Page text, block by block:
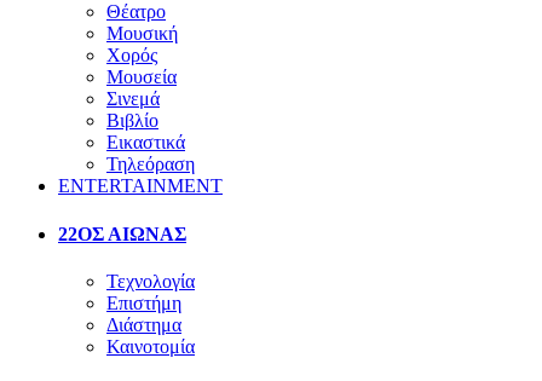
Θέατρο
Μουσική
Χορός
Μουσεία
Σινεμά
Βιβλίο
Εικαστικά
Τηλεόραση
ENTERTAINMENT
22ΟΣ ΑΙΩΝΑΣ
Τεχνολογία
Επιστήμη
Διάστημα
Καινοτομία